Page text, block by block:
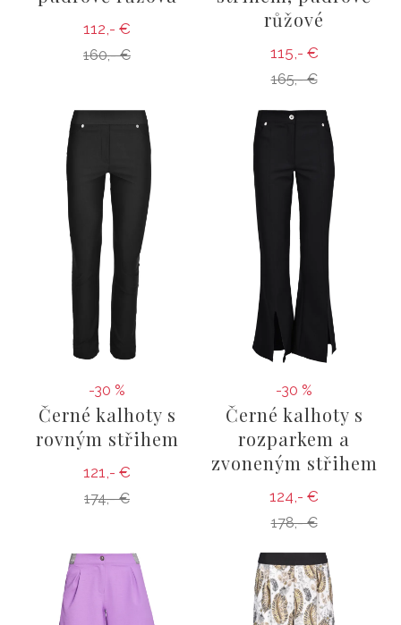
112,- €
160,- €
růžové
115,- €
165,- €
-30 %
Černé kalhoty s
rovným střihem
121,- €
174,- €
-30 %
Černé kalhoty s
rozparkem a
zvoneným střihem
124,- €
178,- €